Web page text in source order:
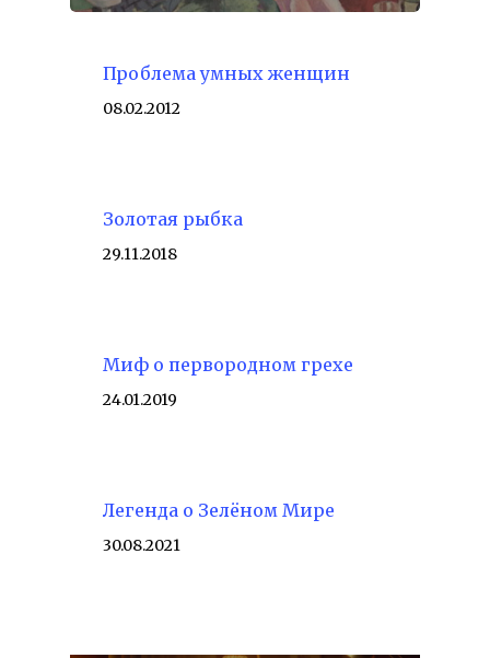
Проблема умных женщин
08.02.2012
Золотая рыбка
29.11.2018
Миф о первородном грехе
24.01.2019
Легенда о Зелёном Мире
30.08.2021